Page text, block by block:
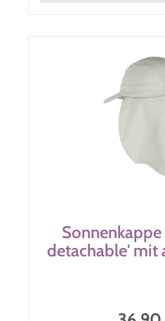
detachable' mit